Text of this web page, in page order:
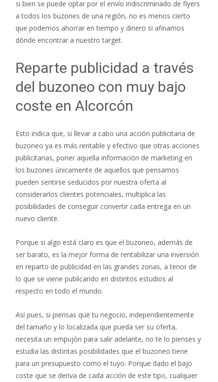
si bien se puede optar por el envío indiscriminado de flyers
a todos los buzones de una región, no es menos cierto
que podemos ahorrar en tiempo y dinero si afinamos
dónde encontrar a nuestro target.
Reparte publicidad a través
del buzoneo con muy bajo
coste en Alcorcón
Esto indica que, si llevar a cabo una acción publicitaria de
buzoneo ya es más rentable y efectivo que otras acciones
publicitarias, poner aquella información de marketing en
los buzones únicamente de aquellos que pensamos
pueden sentirse seducidos por nuestra oferta al
considerarlos clientes potenciales, multiplica las
posibilidades de conseguir convertir cada entrega en un
nuevo cliente.
Porque si algo está claro es que el buzoneo, además de
ser barato, es la mejor forma de rentabilizar una inversión
en reparto de publicidad en las grandes zonas, a tenor de
lo que se viene publicando en distintos estudios al
respecto en todo el mundo.
Así pues, si piensas que tu negocio, independientemente
del tamaño y lo localizada que pueda ser su oferta,
necesita un empujón para salir adelante, no te lo pienses y
estudia las distintas posibilidades que el buzoneo tiene
para un presupuesto como el tuyo. Porque dado el bajo
coste que se deriva de cada acción de este tipo, cualquier